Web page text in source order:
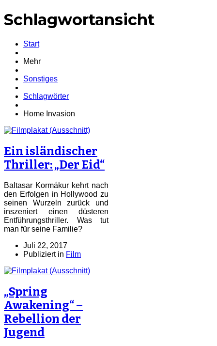
Schlagwortansicht
Start
Mehr
Sonstiges
Schlagwörter
Home Invasion
Ein isländischer
Thriller: „Der Eid“
Baltasar Kormákur kehrt nach
den Erfolgen in Hollywood zu
seinen Wurzeln zurück und
inszeniert einen düsteren
Entführungsthriller. Was tut
man für seine Familie?
Juli 22, 2017
Publiziert in Film
„Spring
Awakening“ –
Rebellion der
Jugend